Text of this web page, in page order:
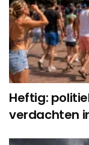
Heftig:
verdachten